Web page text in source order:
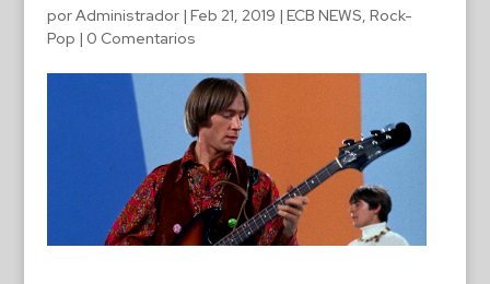
porAdministrador| Feb 21, 2019 | ECB NEWS, Rock-
Pop | 0 Comentarios